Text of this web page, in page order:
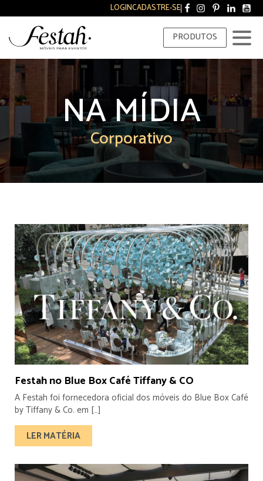
LOGINCADASTRE-SE
PRODUTOS
NA MÍDIA
Corporativo
Festah no Blue Box Café Tiffany & CO
A Festah foi fornecedora oficial dos móveis do Blue Box Café
by Tiffany & Co. em […]
LER MATÉRIA